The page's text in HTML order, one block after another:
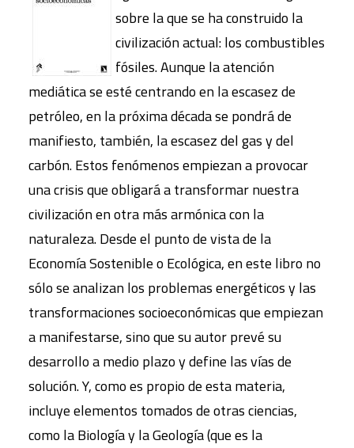
sobre la que se ha construido la
civilización actual: los combustibles
fósiles. Aunque la atención
mediática se esté centrando en la escasez de
petróleo, en la próxima década se pondrá de
manifiesto, también, la escasez del gas y del
carbón. Estos fenómenos empiezan a provocar
una crisis que obligará a transformar nuestra
civilización en otra más armónica con la
naturaleza. Desde el punto de vista de la
Economía Sostenible o Ecológica, en este libro no
sólo se analizan los problemas energéticos y las
transformaciones socioeconómicas que empiezan
a manifestarse, sino que su autor prevé su
desarrollo a medio plazo y define las vías de
solución. Y, como es propio de esta materia,
incluye elementos tomados de otras ciencias,
como la Biología y la Geología (que es la